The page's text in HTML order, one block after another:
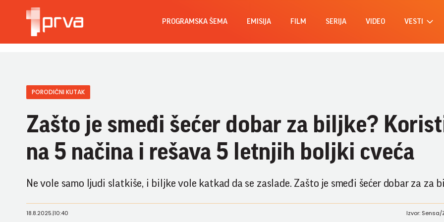
PROGRAMSKA ŠEMA EMISIJA FILM SERIJA VIDEO VESTI
PORODIČNI KUTAK
Zašto je smeđi šećer dobar za biljke?
na 5 načina i rešava 5 letnjih boljki cveća
Ne vole samo ljudi slatkiše, i biljke vole katkad da se zaslade. Zašto je smeđi šećer dobar za za
18.8.2025.|10:40 Izvor: